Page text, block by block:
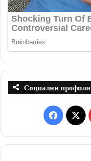
Социални профили
F
a
X